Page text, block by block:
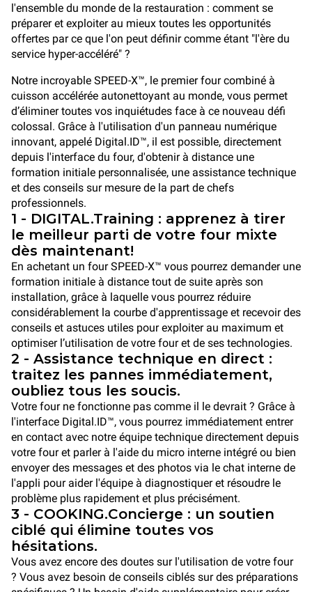
l'ensemble du monde de la restauration : comment se
préparer et exploiter au mieux toutes les opportunités
offertes par ce que l'on peut définir comme étant "l'ère du
service hyper-accéléré" ?
Notre incroyable SPEED-X™, le premier four combiné à
cuisson accélérée autonettoyant au monde, vous permet
d’éliminer toutes vos inquiétudes face à ce nouveau défi
colossal. Grâce à l'utilisation d'un panneau numérique
innovant, appelé Digital.ID™, il est possible, directement
depuis l'interface du four, d'obtenir à distance une
formation initiale personnalisée, une assistance technique
et des conseils sur mesure de la part de chefs
professionnels.
1 - DIGITAL.Training : apprenez à tirer
le meilleur parti de votre four mixte
dès maintenant!
En achetant un four SPEED-X™ vous pourrez demander une
formation initiale à distance tout de suite après son
installation, grâce à laquelle vous pourrez réduire
considérablement la courbe d'apprentissage et recevoir des
conseils et astuces utiles pour exploiter au maximum et
optimiser l’utilisation de votre four et de ses technologies.
2 - Assistance technique en direct :
traitez les pannes immédiatement,
oubliez tous les soucis.
Votre four ne fonctionne pas comme il le devrait ? Grâce à
l'interface Digital.ID™, vous pourrez immédiatement entrer
en contact avec notre équipe technique directement depuis
votre four et parler à l'aide du micro interne intégré ou bien
envoyer des messages et des photos via le chat interne de
l'appli pour aider l'équipe à diagnostiquer et résoudre le
problème plus rapidement et plus précisément.
3 - COOKING.Concierge : un soutien
ciblé qui élimine toutes vos
hésitations.
Vous avez encore des doutes sur l'utilisation de votre four
? Vous avez besoin de conseils ciblés sur des préparations